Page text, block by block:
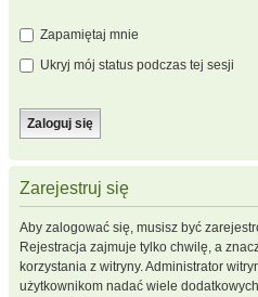
Zapamiętaj mnie
Ukryj mój status podczas tej sesji
Zarejestruj się
Aby zalogować się, musisz być
Rejestracja zajmuje tylko chwilę, a
korzystania z witryny. Administrator
użytkownikom nadać wiele